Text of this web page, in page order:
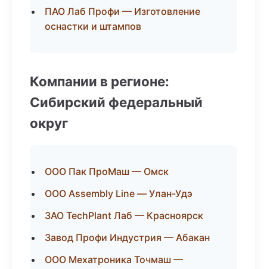
ПАО Лаб Профи — Изготовление
оснастки и штампов
Компании в регионе:
Сибирский федеральный
округ
ООО Пак ПроМаш — Омск
ООО Assembly Line — Улан-Удэ
ЗАО TechPlant Лаб — Красноярск
Завод Профи Индустрия — Абакан
ООО Мехатроника Точмаш —